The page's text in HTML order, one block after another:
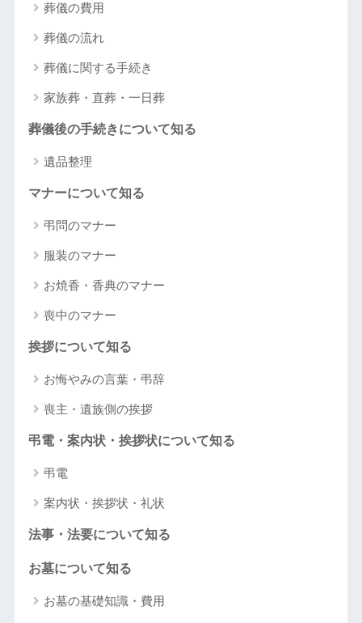
葬儀の費用
葬儀の流れ
葬儀に関する手続き
家族葬・直葬・一日葬
葬儀後の手続きについて知る
遺品整理
マナーについて知る
弔問のマナー
服装のマナー
お焼香・香典のマナー
喪中のマナー
挨拶について知る
お悔やみの言葉・弔辞
喪主・遺族側の挨拶
弔電・案内状・挨拶状について知る
弔電
案内状・挨拶状・礼状
法事・法要について知る
お墓について知る
お墓の基礎知識・費用